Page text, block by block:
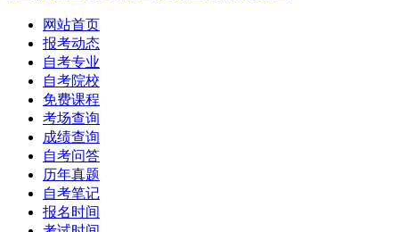
网站首页
报考动态
自考专业
自考院校
免费课程
考场查询
成绩查询
自考问答
历年真题
自考笔记
报名时间